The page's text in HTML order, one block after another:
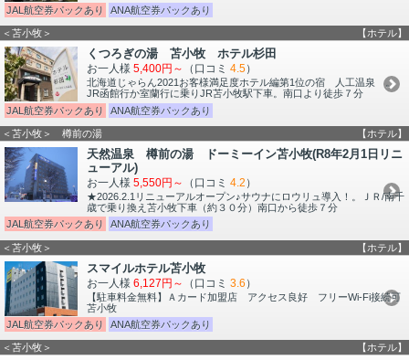
JAL航空券パックあり
ANA航空券パックあり
＜苫小牧＞ 【ホテル】
くつろぎの湯 苫小牧 ホテル杉田
お一人様 5,400円～ （口コミ 4.5）
北海道じゃらん2021お客様満足度ホテル編第1位の宿 人工温泉 。
JR函館行か室蘭行に乗りJR苫小牧駅下車。南口より徒歩７分
JAL航空券パックあり
ANA航空券パックあり
＜苫小牧＞ 樽前の湯 【ホテル】
天然温泉 樽前の湯 ドーミーイン苫小牧(R8年2月1日リニ
ューアル)
お一人様 5,550円～ （口コミ 4.2 ）
★2026.2.1リニューアルオープン♪サウナにロウリュ導入！。ＪＲ/南千
歳で乗り換え苫小牧下車（約３０分）南口から徒歩７分
JAL航空券パックあり
ANA航空券パックあり
＜苫小牧＞ 【ホテル】
スマイルホテル苫小牧
お一人様 6,127円～ （口コミ 3.6 ）
【駐車料金無料】Ａカード加盟店 アクセス良好 フリーWi-Fi接続可
苫小牧
JAL航空券パックあり
ANA航空券パックあり
＜苫小牧＞ 【ホテル】